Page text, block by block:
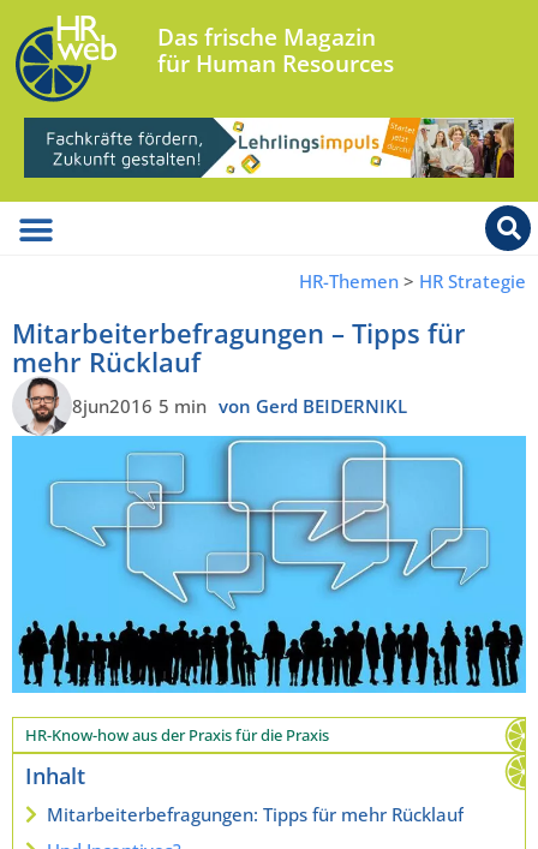
Das frische Magazin
für Human Resources
HR-Themen > HR Strategie
Mitarbeiterbefragungen – Tipps für
mehr Rücklauf
8jun2016 5 min von Gerd BEIDERNIKL
HR-Know-how aus der Praxis für die Praxis
Inhalt
Mitarbeiterbefragungen: Tipps für mehr Rücklauf